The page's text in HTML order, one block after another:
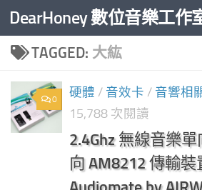
Skip to content
DearHoney 數位音樂工作
TAGGED: 大紘
0 硬體 / 音效卡 / 音響相
15,788 次閱讀
2.4Ghz 無線音樂
向 AM8212 傳輸